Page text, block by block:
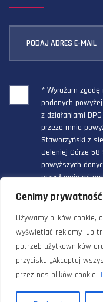
Cenimy
Używamy plików cookie,
wyświetlać reklamy lub
potrzeb użytkowników
przycisku „Akceptuj
przez nas plików cookie.
PODAJ ADRES E-MAIL
* Wyrażam
podanych
z działaniami
przeze mnie
Staworzyński z
Jeleniej Górze
powyższych
przysługuje mi
poprawienia, a
czasie.
© 2024 Doradztwo